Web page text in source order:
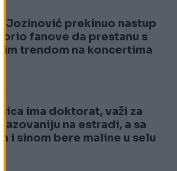
Jozinović prekinuo nastup
fanove da prestanu s
trendom na koncertima
ima doktorat, važi za
na estradi, a sa
i sinom bere maline u selu